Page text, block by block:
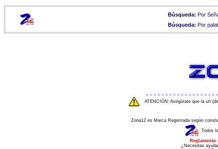
Búsqueda: Por
Búsqueda: Por
ATENCIÓN: Asegúrate que la url
Zona12 es Marca Registrada según
Todos
¿Necesitas